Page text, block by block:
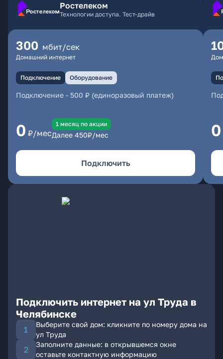
Ростелеком
Технологии доступа. Тест-драйв
300 мбит/сек
Домашний интернет
Подключение Оборудование
Подключение - 500 ₽ (единоразовый платеж)
0 ₽/мес
1 месяц по акции
Далее 450₽/мес
Подключить
0
Подключить интернет на ул Труда в
Челябинске
Выберите свой дом: кликните по номеру дома на
ул Труда
Заполните данные: в открывшемся окне
оставьте контактную информацию